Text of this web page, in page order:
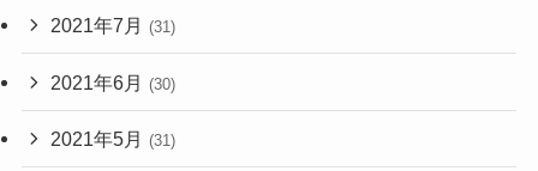
2021年7月 (31)
2021年6月 (30)
2021年5月 (31)